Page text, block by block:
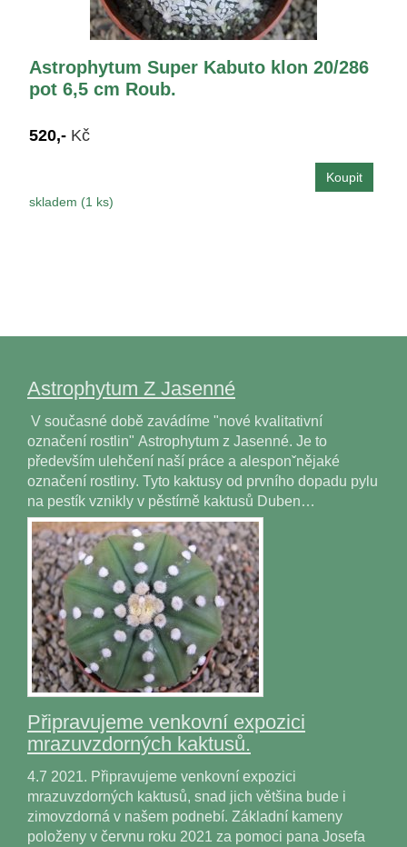
Astrophytum Super Kabuto klon 20/286
pot 6,5 cm Roub.
520,- Kč
skladem (1 ks)
Astrophytum Z Jasenné
V současné době zavádíme "nové kvalitativní
označení rostlin" Astrophytum z Jasenné. Je to
především ulehčení naší práce a alesponˇnějaké
označení rostliny. Tyto kaktusy od prvního dopadu pylu
na pestík vznikly v pěstírně kaktusů Duben…
Připravujeme venkovní expozici
mrazuvzdorných kaktusů.
4.7 2021. Připravujeme venkovní expozici
mrazuvzdorných kaktusů, snad jich většina bude i
zimovzdorná v našem podnebí. Základní kameny
položeny v červnu roku 2021 za pomoci pana Josefa